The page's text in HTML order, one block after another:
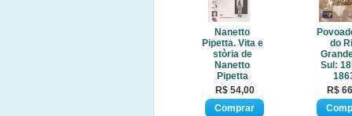
Nanetto
Pipetta. Vita e
stòria de
Nanetto
Pipetta
R$ 54,00
do
Sul:
R$